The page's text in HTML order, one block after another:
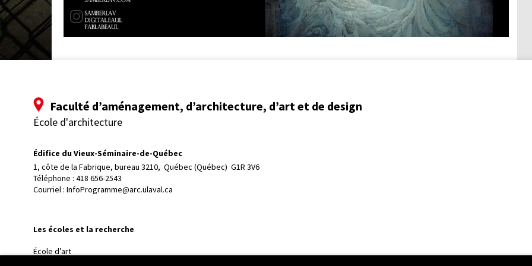
Faculté d’aménagement, d’architecture, d’art et de design
École d'architecture
Édifice du Vieux-Séminaire-de-Québec
1, côte de la Fabrique, bureau 3210, Québec (Québec)  G1R 3V6
Téléphone : 418 656-2543
Courriel : InfoProgramme@arc.ulaval.ca
Les écoles et la recherche
École d’art